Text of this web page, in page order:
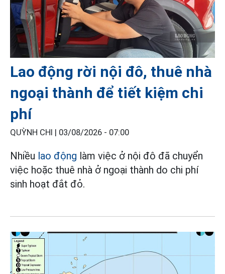
Lao động rời nội đô, thuê nhà
ngoại thành để tiết kiệm chi
phí
QUỲNH CHI | 03/08/2026 - 07:00
Nhiều lao động làm việc ở nội đô đã chuyển
việc hoặc thuê nhà ở ngoại thành do chi phí
sinh hoạt đắt đỏ.